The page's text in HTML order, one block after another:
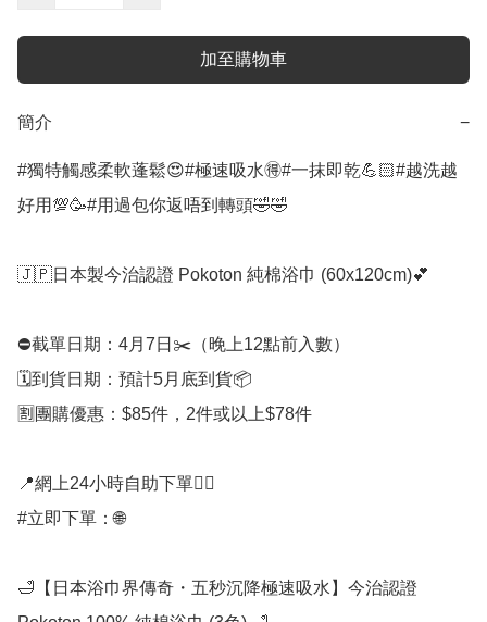
加至購物車
簡介 −
#獨特觸感柔軟蓬鬆😍#極速吸水🉐#一抹即乾💪🏻#越洗越
好用💯🥳#用過包你返唔到轉頭🤣🤣
🇯🇵日本製今治認證 Pokoton 純棉浴巾 (60x120cm)💕
⛔️截單日期：4月7日✂️（晚上12點前入數）
🗓️到貨日期：預計5月底到貨📦
🈹團購優惠：$85件，2件或以上$78件
📍網上24小時自助下單👍🏻
#立即下單：🌐
🛁【日本浴巾界傳奇・五秒沉降極速吸水】今治認證